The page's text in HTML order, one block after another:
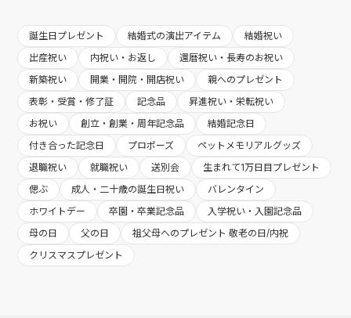
誕生日プレゼント 結婚式の演出アイテム
結婚祝い
出産祝い
内祝い・お返し
還暦祝い・長寿のお祝い
新築祝い
開業・開院・開店祝い
親へのプレゼント
表彰・受賞・修了証
記念品
昇進祝い・栄転祝い
お祝い
創立・創業・周年記念品
結婚記念日
付き合った記念日
プロポーズ
ペットメモリアルグッズ
退職祝い
就職祝い 送別会
生まれて1万日目プレゼント
偲ぶ
成人・二十歳の誕生日祝い
バレンタイン
ホワイトデー
卒園・卒業記念品
入学祝い・入園記念品
母の日
父の日
祖父母へのプレゼント 敬老の日/内祝
クリスマスプレゼント